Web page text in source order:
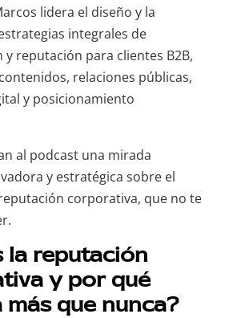
lidera el diseño y la
integrales de
y reputación para clientes B2B,
relaciones públicas,
y posicionamiento
al podcast una mirada
y estratégica sobre el
corporativa, que no te
la reputación
y por qué
que nunca?